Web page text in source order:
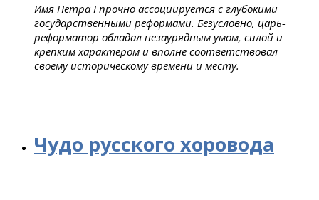
Имя Петра I прочно ассоциируется с глубокими
государственными реформами. Безусловно, царь-
реформатор обладал незаурядным умом, силой и
крепким характером и вполне соответствовал
своему историческому времени и месту.
Чудо русского хоровода